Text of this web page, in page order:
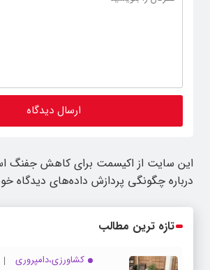
این سایت از اکیسمت برای کاهش جفنگ
درباره چگونگی پردازش داده‌های دیدگاه
تازه ترین مطالب
کشاورزی،دامپروری